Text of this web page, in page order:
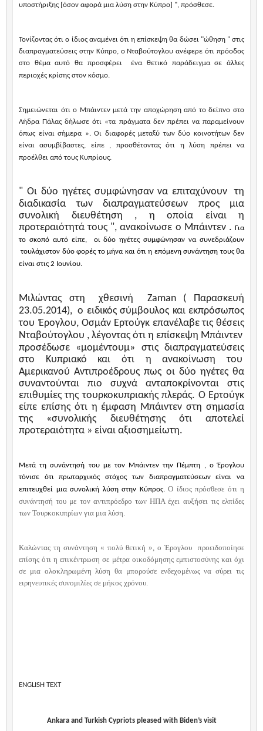
υποστήριξης [όσον αφορά μια λύση στην Κύπρο] ", πρόσθεσε.
Τονίζοντας ότι ο ίδιος αναμένει ότι η επίσκεψη θα δώσει "ώθηση " στις
διαπραγματεύσεις στην Κύπρο, ο Νταβούτογλου ανέφερε ότι πρόοδος
στο θέμα αυτό θα προσφέρει
ένα θετικό παράδειγμα σε άλλες
περιοχές κρίσης στον κόσμο.
Σημειώνεται ότι ο Μπάιντεν μετά την αποχώρηση από το δείπνο στο
Λήδρα Πάλας δήλωσε ότι «τα πράγματα δεν πρέπει να παραμείνουν
όπως είναι σήμερα ». Οι διαφορές μεταξύ των δύο κοινοτήτων δεν
είναι ασυμβίβαστες, είπε , προσθέτοντας ότι η λύση πρέπει να
προέλθει από τους Κυπρίους.
" Οι δύο ηγέτες συμφώνησαν να επιταχύνουν
τη
διαδικασία των διαπραγματεύσεων προς μια
συνολική διευθέτηση , η οποία είναι η
προτεραιότητά τους ", ανακοίνωσε ο Μπάιντεν .
Για
το σκοπό αυτό είπε,
οι δύο ηγέτες συμφώνησαν να συνεδριάζουν
τουλάχιστον δύο φορές το μήνα και ότι η επόμενη συνάντηση τους θα
είναι στις 2 Ιουνίου.
Μιλώντας στη χθεσινή
Zaman ( Παρασκευή
23.05.2014), ο ειδικός σύμβουλος και εκπρόσωπος
του Έρογλου, Οσμάν Ερτούγκ επανέλαβε τις θέσεις
Νταβούτογλου , λέγοντας ότι η επίσκεψη Μπάιντεν
προσέδωσε «μομέντουμ» στις διαπραγματεύσεις
στο Κυπριακό και ότι η ανακοίνωση του
Αμερικανού Αντιπροέδρους πως οι δύο ηγέτες θα
συναντούνται πιο συχνά ανταποκρίνονται στις
επιθυμίες της τουρκοκυπριακής πλεράς. Ο Ερτούγκ
είπε επίσης ότι η έμφαση Μπάιντεν στη σημασία
της «συνολικής διευθέτησης ότι αποτελεί
προτεραιότητα » είναι αξιοσημείωτη.
Μετά τη συνάντησή του με τον Μπάιντεν την Πέμπτη , ο Έρογλου
τόνισε ότι πρωταρχικός στόχος των διαπραγματεύσεων είναι να
επιτευχθεί μια συνολική λύση στην Κύπρος. Ο ίδιος πρόσθεσε ότι η
συνάντησή του με τον αντιπρόεδρο των ΗΠΑ έχει αυξήσει τις ελπίδες
των Τουρκοκυπρίων για μια λύση.
Καλώντας τη συνάντηση « πολύ θετική », ο Έρογλου
προειδοποίησε
επίσης ότι η επικέντρωση σε μέτρα οικοδόμησης εμπιστοσύνης και όχι
σε μια ολοκληρωμένη λύση θα μπορούσε ενδεχομένως να σύρει τις
ειρηνευτικές συνομιλίες σε μήκος χρόνου.
ENGLISH TEXT
Ankara and Turkish Cypriots pleased with Biden’s visit